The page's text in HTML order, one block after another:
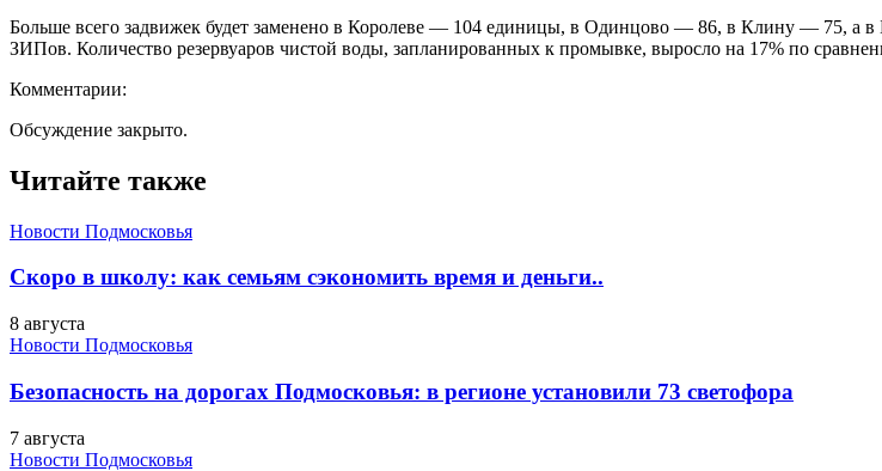
Больше всего задвижек будет заменено в Королеве — 104 единицы, в Одинцово — 86, в Клину — 75, а
ЗИПов. Количество резервуаров чистой воды, запланированных к промывке, выросло на 17% по
Комментарии:
Обсуждение закрыто.
Читайте также
Новости Подмосковья
Скоро в школу: как семьям сэкономить время и деньги..
8 августа
Новости Подмосковья
Безопасность на дорогах Подмосковья: в регионе установили 73 светофора
7 августа
Новости Подмосковья